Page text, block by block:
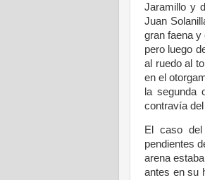
Jaramillo y
Juan
gran faena y
pero luego
al ruedo al
en el
la segunda
contravía
El caso
pendientes
arena
antes en su